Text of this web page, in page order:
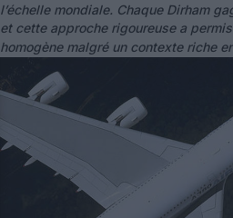
l’échelle mondiale. Chaque Dirham
et cette approche rigoureuse a
homogène malgré un contexte riche